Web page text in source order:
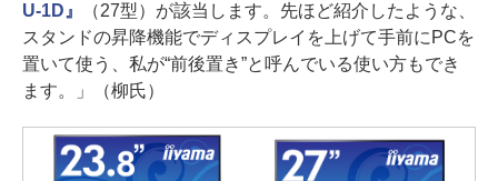
U-1D』
（27型）が該当します。先ほど紹介したような、
スタンドの昇降機能でディスプレイを上げて手前にPCを
置いて使う、私が“前後置き”と呼んでいる使い方もでき
ます。」（柳氏）